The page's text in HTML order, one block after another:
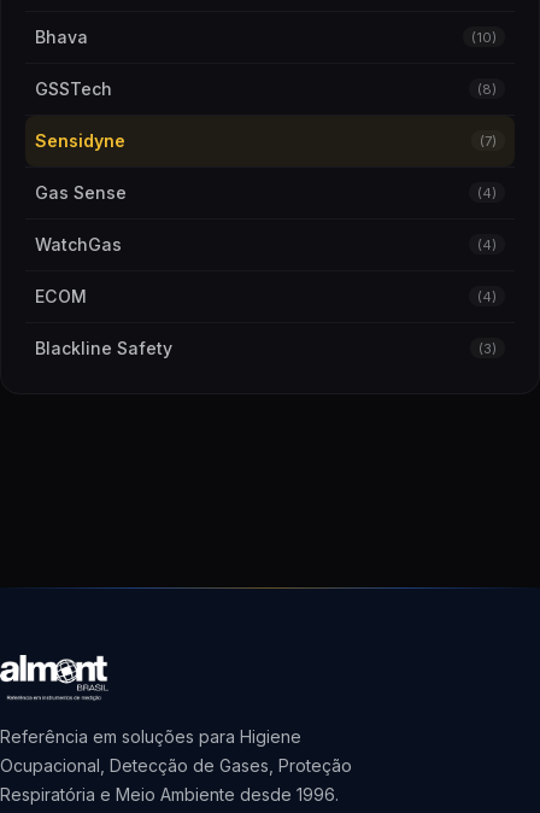
Bhava (10)
GSSTech (8)
Sensidyne (7)
Gas Sense (4)
WatchGas (4)
ECOM (4)
Blackline Safety (3)
Referência em soluções para Higiene
Ocupacional, Detecção de Gases, Proteção
Respiratória e Meio Ambiente desde 1996.